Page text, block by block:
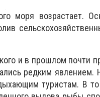
моря возрастает.
и в прошлом почти
редким явлением.
туристам. В